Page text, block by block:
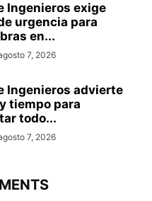
Ingenieros exige
urgencia para
en...
7, 2026
Ingenieros advierte
tiempo para
todo...
7, 2026